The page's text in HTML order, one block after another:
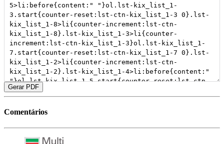
Gerar PDF
Comentários